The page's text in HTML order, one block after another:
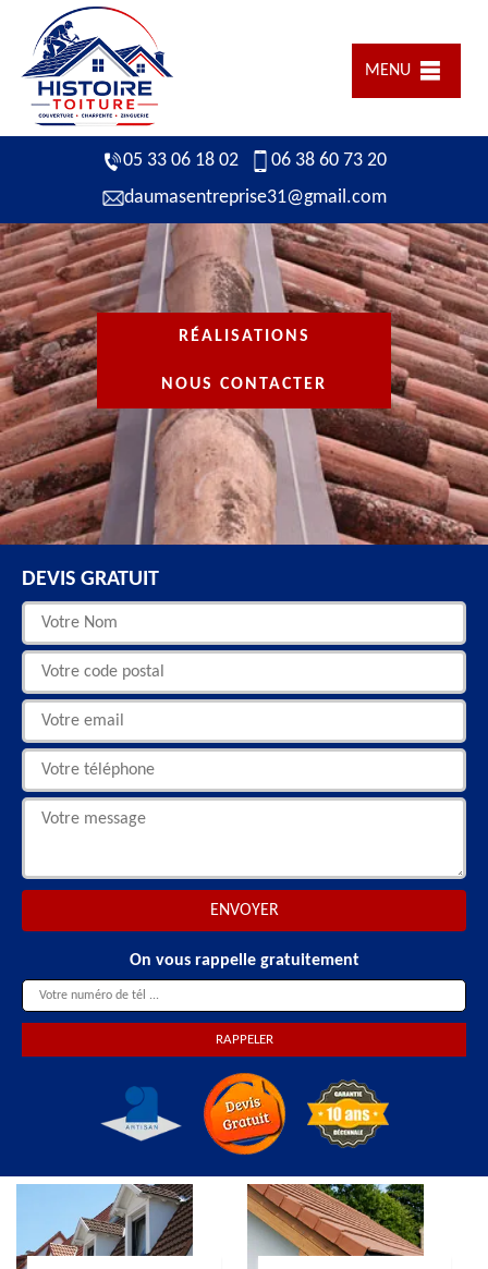
MENU
05 33 06 18 02
06 38 60 73 20
daumasentreprise31@gmail.com
RÉALISATIONS
NOUS CONTACTER
DEVIS GRATUIT
On vous rappelle gratuitement